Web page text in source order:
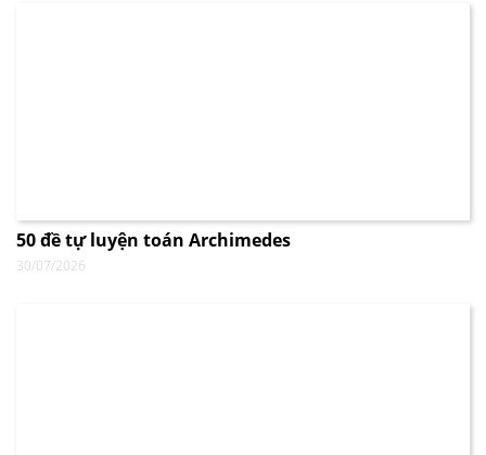
50 đề tự luyện toán Archimedes
30/07/2026